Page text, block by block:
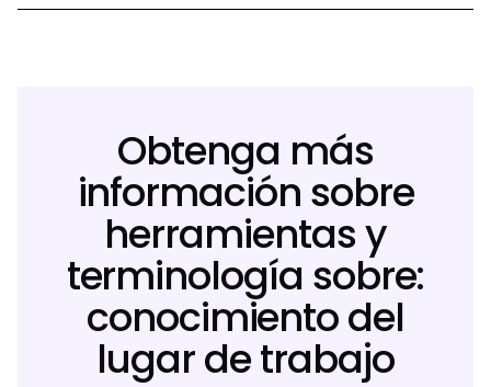
Obtenga más
información sobre
herramientas y
terminología sobre:
conocimiento del
lugar de trabajo